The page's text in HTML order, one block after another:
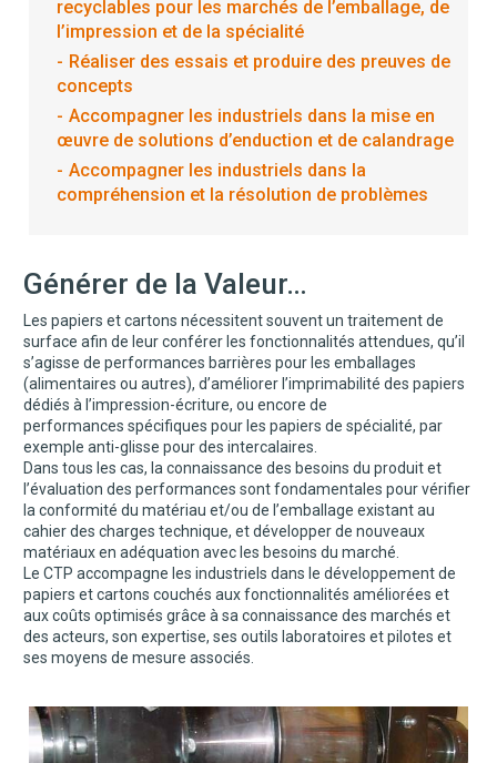
recyclables pour les marchés de l’emballage, de
l’impression et de la spécialité
Réaliser des essais et produire des preuves de
concepts
Accompagner les industriels dans la mise en
œuvre de solutions d’enduction et de calandrage
Accompagner les industriels dans la
compréhension et la résolution de problèmes
Générer de la Valeur…
Les papiers et cartons nécessitent souvent un traitement de
surface afin de leur conférer les fonctionnalités attendues, qu’il
s’agisse de performances barrières pour les emballages
(alimentaires ou autres), d’améliorer l’imprimabilité des papiers
dédiés à l’impression-écriture, ou encore de
performances spécifiques pour les papiers de spécialité, par
exemple anti-glisse pour des intercalaires.
Dans tous les cas, la connaissance des besoins du produit et
l’évaluation des performances sont fondamentales pour vérifier
la conformité du matériau et/ou de l’emballage existant au
cahier des charges technique, et développer de nouveaux
matériaux en adéquation avec les besoins du marché.
Le CTP accompagne les industriels dans le développement de
papiers et cartons couchés aux fonctionnalités améliorées et
aux coûts optimisés grâce à sa connaissance des marchés et
des acteurs, son expertise, ses outils laboratoires et pilotes et
ses moyens de mesure associés.